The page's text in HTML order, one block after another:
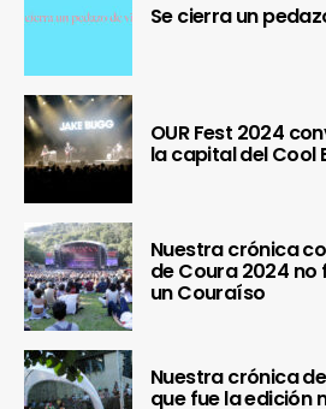
Se cierra un
OUR Fest 2024
la capital del Cool
Nuestra crónica
de Coura 2024 no
un Couraíso
Nuestra crónica
que fue la edición